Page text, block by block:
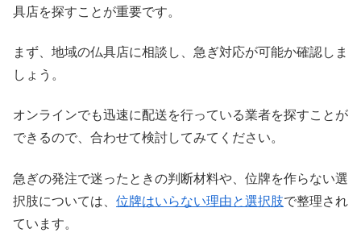
具店を探すことが重要です。
まず、地域の仏具店に相談し、急ぎ対応が可能か確認しま
しょう。
オンラインでも迅速に配送を行っている業者を探すことが
できるので、合わせて検討してみてください。
急ぎの発注で迷ったときの判断材料や、位牌を作らない選
択肢については、 位牌はいらない理由と選択肢で整理され
ています。